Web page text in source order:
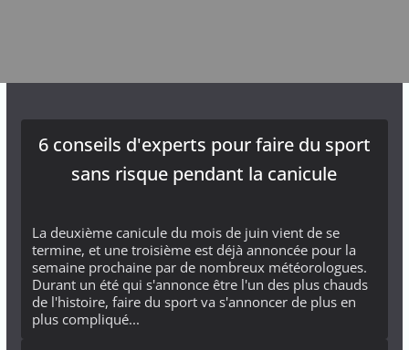
6 conseils d'experts pour faire du sport
sans risque pendant la canicule
La deuxième canicule du mois de juin vient de se
termine, et une troisième est déjà annoncée pour la
semaine prochaine par de nombreux météorologues.
Durant un été qui s'annonce être l'un des plus chauds
de l'histoire, faire du sport va s'annoncer de plus en
plus compliqué...